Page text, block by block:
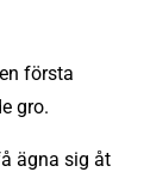
första
gro.
ägna sig åt